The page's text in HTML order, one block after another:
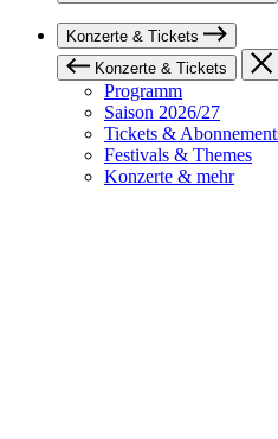
Konzerte & Tickets
Konzerte & Tickets
Programm
Saison 2026/27
Tickets &
Festivals & Themes
Konzerte & mehr